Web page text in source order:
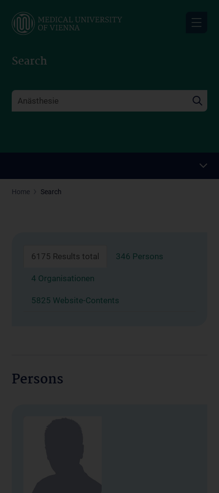
main
Search
Home Search
6175 Results total 346 Persons
4 Organisationen
5825 Website-Contents
Persons